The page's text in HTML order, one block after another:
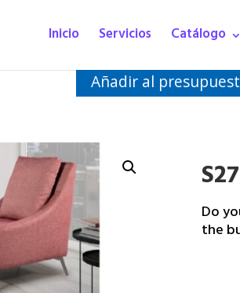
Inicio Servicios Catálogo
Añadir al
S27
Do
the